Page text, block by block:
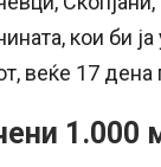
кои би
веќе 17 дена